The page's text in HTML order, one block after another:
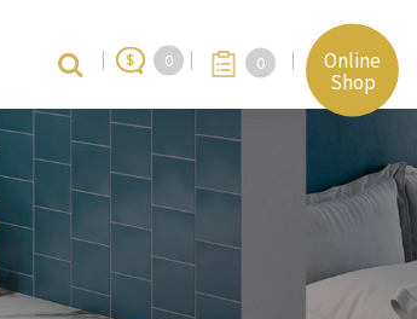
0 0
Online
Shop